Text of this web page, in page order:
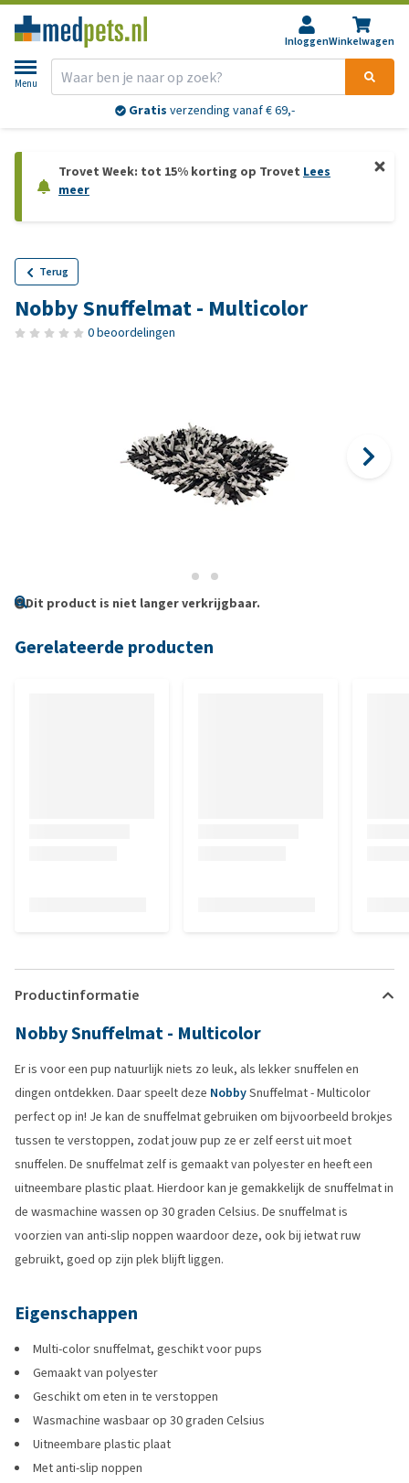
InloggenWinkelwagen
Menu
Gratis verzending vanaf € 69,-
Trovet Week: tot 15% korting op Trovet Lees
meer
Terug
Nobby Snuffelmat - Multicolor
0 beoordelingen
Dit product is niet langer verkrijgbaar.
Gerelateerde producten
Productinformatie
Nobby Snuffelmat - Multicolor
Er is voor een pup natuurlijk niets zo leuk, als lekker snuffelen en
dingen ontdekken. Daar speelt deze NobbySnuffelmat - Multicolor
perfect op in! Je kan de snuffelmat gebruiken om bijvoorbeeld brokjes
tussen te verstoppen, zodat jouw pup ze er zelf eerst uit moet
snuffelen. De snuffelmat zelf is gemaakt van polyester en heeft een
uitneembare plastic plaat. Hierdoor kan je gemakkelijk de snuffelmat in
de wasmachine wassen op 30 graden Celsius. De snuffelmat is
voorzien van anti-slip noppen waardoor deze, ook bij ietwat ruw
gebruikt, goed op zijn plek blijft liggen.
Eigenschappen
Multi-color snuffelmat, geschikt voor pups
Gemaakt van polyester
Geschikt om eten in te verstoppen
Wasmachine wasbaar op 30 graden Celsius
Uitneembare plastic plaat
Met anti-slip noppen